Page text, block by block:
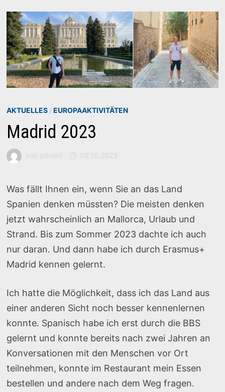
AKTUELLES/EUROPAAKTIVITÄTEN
Madrid 2023
von admin1 09.10.2023
Was fällt Ihnen ein, wenn Sie an das Land
Spanien denken müssten? Die meisten denken
jetzt wahrscheinlich an Mallorca, Urlaub und
Strand. Bis zum Sommer 2023 dachte ich auch
nur daran. Und dann habe ich durch Erasmus+
Madrid kennen gelernt.
Ich hatte die Möglichkeit, dass ich das Land aus
einer anderen Sicht noch besser kennenlernen
konnte. Spanisch habe ich erst durch die BBS
gelernt und konnte bereits nach zwei Jahren an
Konversationen mit den Menschen vor Ort
teilnehmen, konnte im Restaurant mein Essen
bestellen und andere nach dem Weg fragen.